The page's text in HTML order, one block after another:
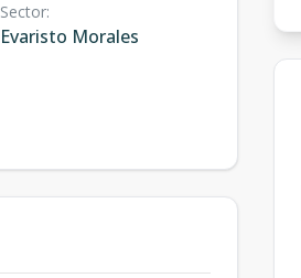
Sector:
Evaristo Morales